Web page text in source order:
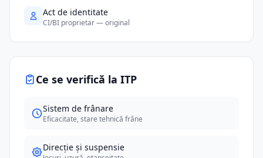
Act de identitate
CI/BI proprietar — original
Ce se verifică la ITP
Sistem de frânare
Eficacitate, stare tehnică frâne
Direcție și suspensie